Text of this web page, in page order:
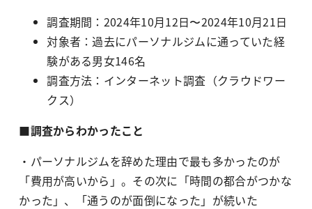
調査期間：2024年10月12日〜2024年10月21日
対象者：過去にパーソナルジムに通っていた経
験がある男女146名
調査方法：インターネット調査（クラウドワー
クス）
■調査からわかったこと
・パーソナルジムを辞めた理由で最も多かったのが
「費用が高いから」。その次に「時間の都合がつかな
かった」、「通うのが面倒になった」が続いた